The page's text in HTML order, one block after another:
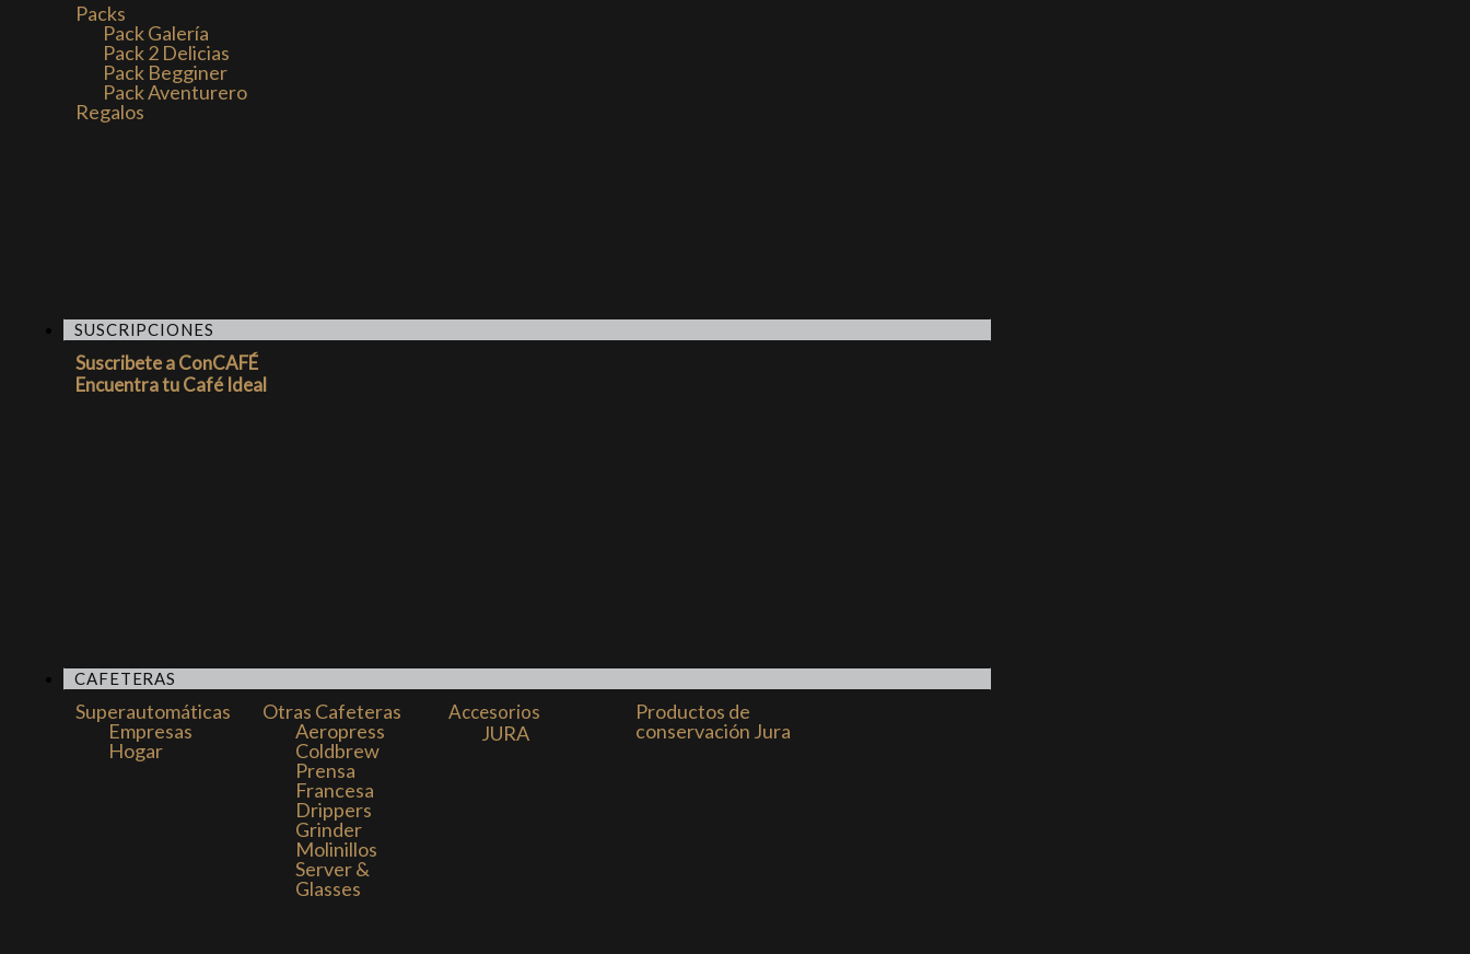
Packs
Pack Galería
Pack 2 Delicias
Pack Begginer
Pack Aventurero
Regalos
SUSCRIPCIONES
Suscribete a ConCAFÉ
Encuentra tu Café Ideal
CAFETERAS
Superautomáticas
Empresas
Hogar
Otras Cafeteras
Aeropress
Coldbrew
Prensa
Francesa
Drippers
Grinder
Molinillos
Server &
Glasses
Accesorios
JURA
Productos de
conservación Jura